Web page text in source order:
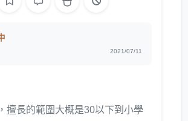
2021/07/11
擅長的範圍大概是30以下到小學